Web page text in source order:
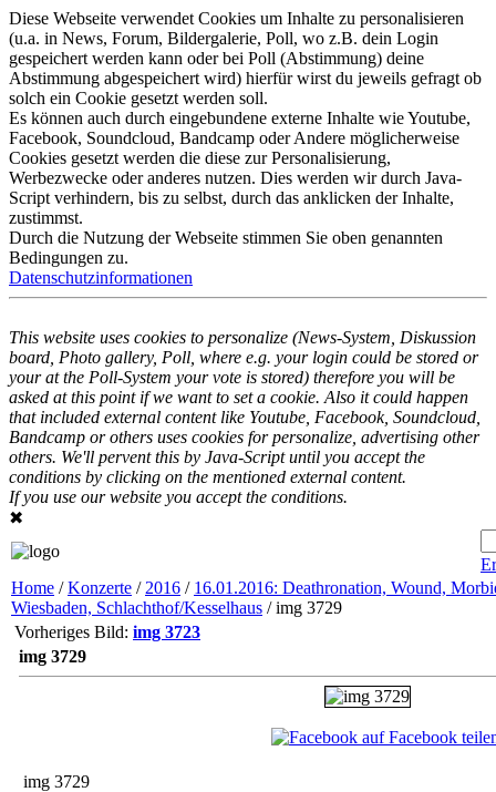
Diese Webseite verwendet Cookies um Inhalte zu personalisieren
(u.a. in News, Forum, Bildergalerie, Poll, wo z.B. dein Login
gespeichert werden kann oder bei Poll (Abstimmung) deine
Abstimmung abgespeichert wird) hierfür wirst du jeweils gefragt ob
solch ein Cookie gesetzt werden soll.
Es können auch durch eingebundene externe Inhalte wie Youtube,
Facebook, Soundcloud, Bandcamp oder Andere möglicherweise
Cookies gesetzt werden die diese zur Personalisierung,
Werbezwecke oder anderes nutzen. Dies werden wir durch Java-
Script verhindern, bis zu selbst, durch das anklicken der Inhalte,
zustimmst.
Durch die Nutzung der Webseite stimmen Sie oben genannten
Bedingungen zu.
Datenschutzinformationen
This website uses cookies to personalize (News-System, Diskussion
board, Photo gallery, Poll, where e.g. your login could be stored or
your at the Poll-System your vote is stored) therefore you will be
asked at this point if we want to set a cookie. Also it could happen
that included external content like Youtube, Facebook, Soundcloud,
Bandcamp or others uses cookies for personalize, advertising other
others. We'll pervent this by Java-Script until you accept the
conditions by clicking on the mentioned external content.
If you use our website you accept the conditions.
✖
Home /Konzerte / 2016 / 16.01.2016: Deathronation, Wound,
Wiesbaden, Schlachthof/Kesselhaus / img 3729
Vorheriges Bild: img 3723
img 3729
auf Facebook
img 3729